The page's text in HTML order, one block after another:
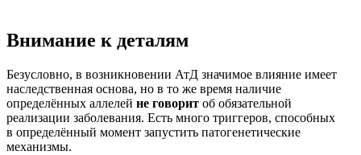
Внимание к деталям
Безусловно, в возникновении АтД значимое влияние имеет
наследственная основа, но в то же время наличие
определённых аллелей не говорит об обязательной
реализации заболевания. Есть много триггеров, способных
в определённый момент запустить патогенетические
механизмы.